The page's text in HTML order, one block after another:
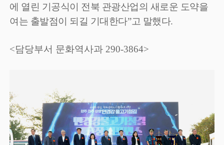
에 열린 기공식이 전북 관광산업의 새로운 도약을
여는 출발점이 되길 기대한다”고 말했다.
<담당부서 문화역사과 290-3864>